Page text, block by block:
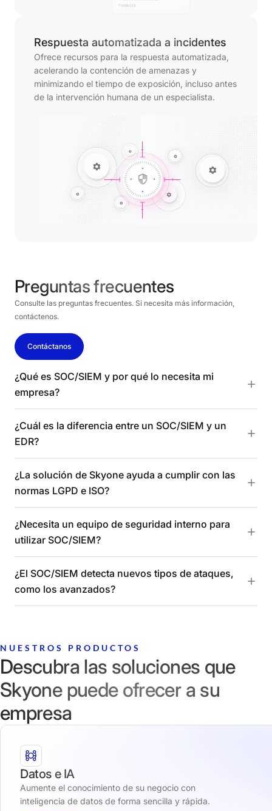
Respuesta automatizada a incidentes
Ofrece recursos para la respuesta automatizada,
acelerando la contención de amenazas y
minimizando el tiempo de exposición, incluso antes
de la intervención humana de un especialista.
Preguntas frecuentes
Consulte las preguntas frecuentes. Si necesita más información,
contáctenos.
Contáctanos
¿Qué es SOC/SIEM y por qué lo necesita mi
empresa?
¿Cuál es la diferencia entre un SOC/SIEM y un
EDR?
¿La solución de Skyone ayuda a cumplir con las
normas LGPD e ISO?
¿Necesita un equipo de seguridad interno para
utilizar SOC/SIEM?
¿El SOC/SIEM detecta nuevos tipos de ataques,
como los avanzados?
NUESTROS PRODUCTOS
Descubra las soluciones que
Skyone puede ofrecer a su
empresa
Datos e IA
Aumente el conocimiento de su negocio con
inteligencia de datos de forma sencilla y rápida.